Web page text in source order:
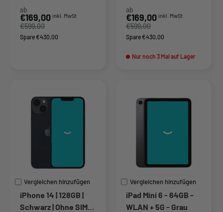
ab
Sonderpreis
€169,00 inkl. MwSt
€599,00
Spare €430,00
ab
Sonderpreis
€169,00 inkl. MwSt
€599,00
Spare €430,00
Nur noch 3 Mal auf Lager
Vergleichen hinzufügen
iPhone 14 | 128GB |
Schwarz | Ohne SIM-
Vergleichen hinzufügen
iPad Mini 6 - 64GB -
WLAN + 5G - Grau